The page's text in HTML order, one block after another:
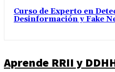
Curso de Experto en
Desinformación y Fake
Aprende RRII y